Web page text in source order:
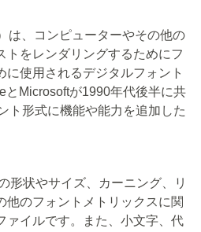
は、コンピューターやその他の
トをレンダリングするためにフ
に使用されるデジタルフォント
とMicrosoftが1990年代後半に共
ト形式に機能や能力を追加した
形状やサイズ、カーニング、リ
他のフォントメトリックスに関
ァイルです。また、小文字、代